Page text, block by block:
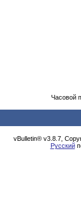
Часовой
vBulletin® v3.8.7,
Русский